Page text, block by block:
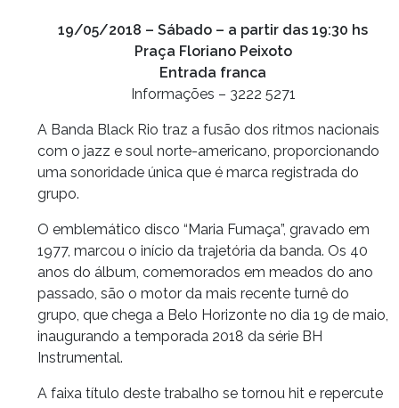
19/05/2018 – Sábado – a partir das 19:30 hs
Praça Floriano Peixoto
Entrada franca
Informações – 3222 5271
A Banda Black Rio traz a fusão dos ritmos nacionais
com o jazz e soul norte-americano, proporcionando
uma sonoridade única que é marca registrada do
grupo.
O emblemático disco “Maria Fumaça”, gravado em
1977, marcou o início da trajetória da banda. Os 40
anos do álbum, comemorados em meados do ano
passado, são o motor da mais recente turnê do
grupo, que chega a Belo Horizonte no dia 19 de maio,
inaugurando a temporada 2018 da série BH
Instrumental.
A faixa título deste trabalho se tornou hit e repercute